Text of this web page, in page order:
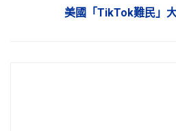
美國「TikTok難民」